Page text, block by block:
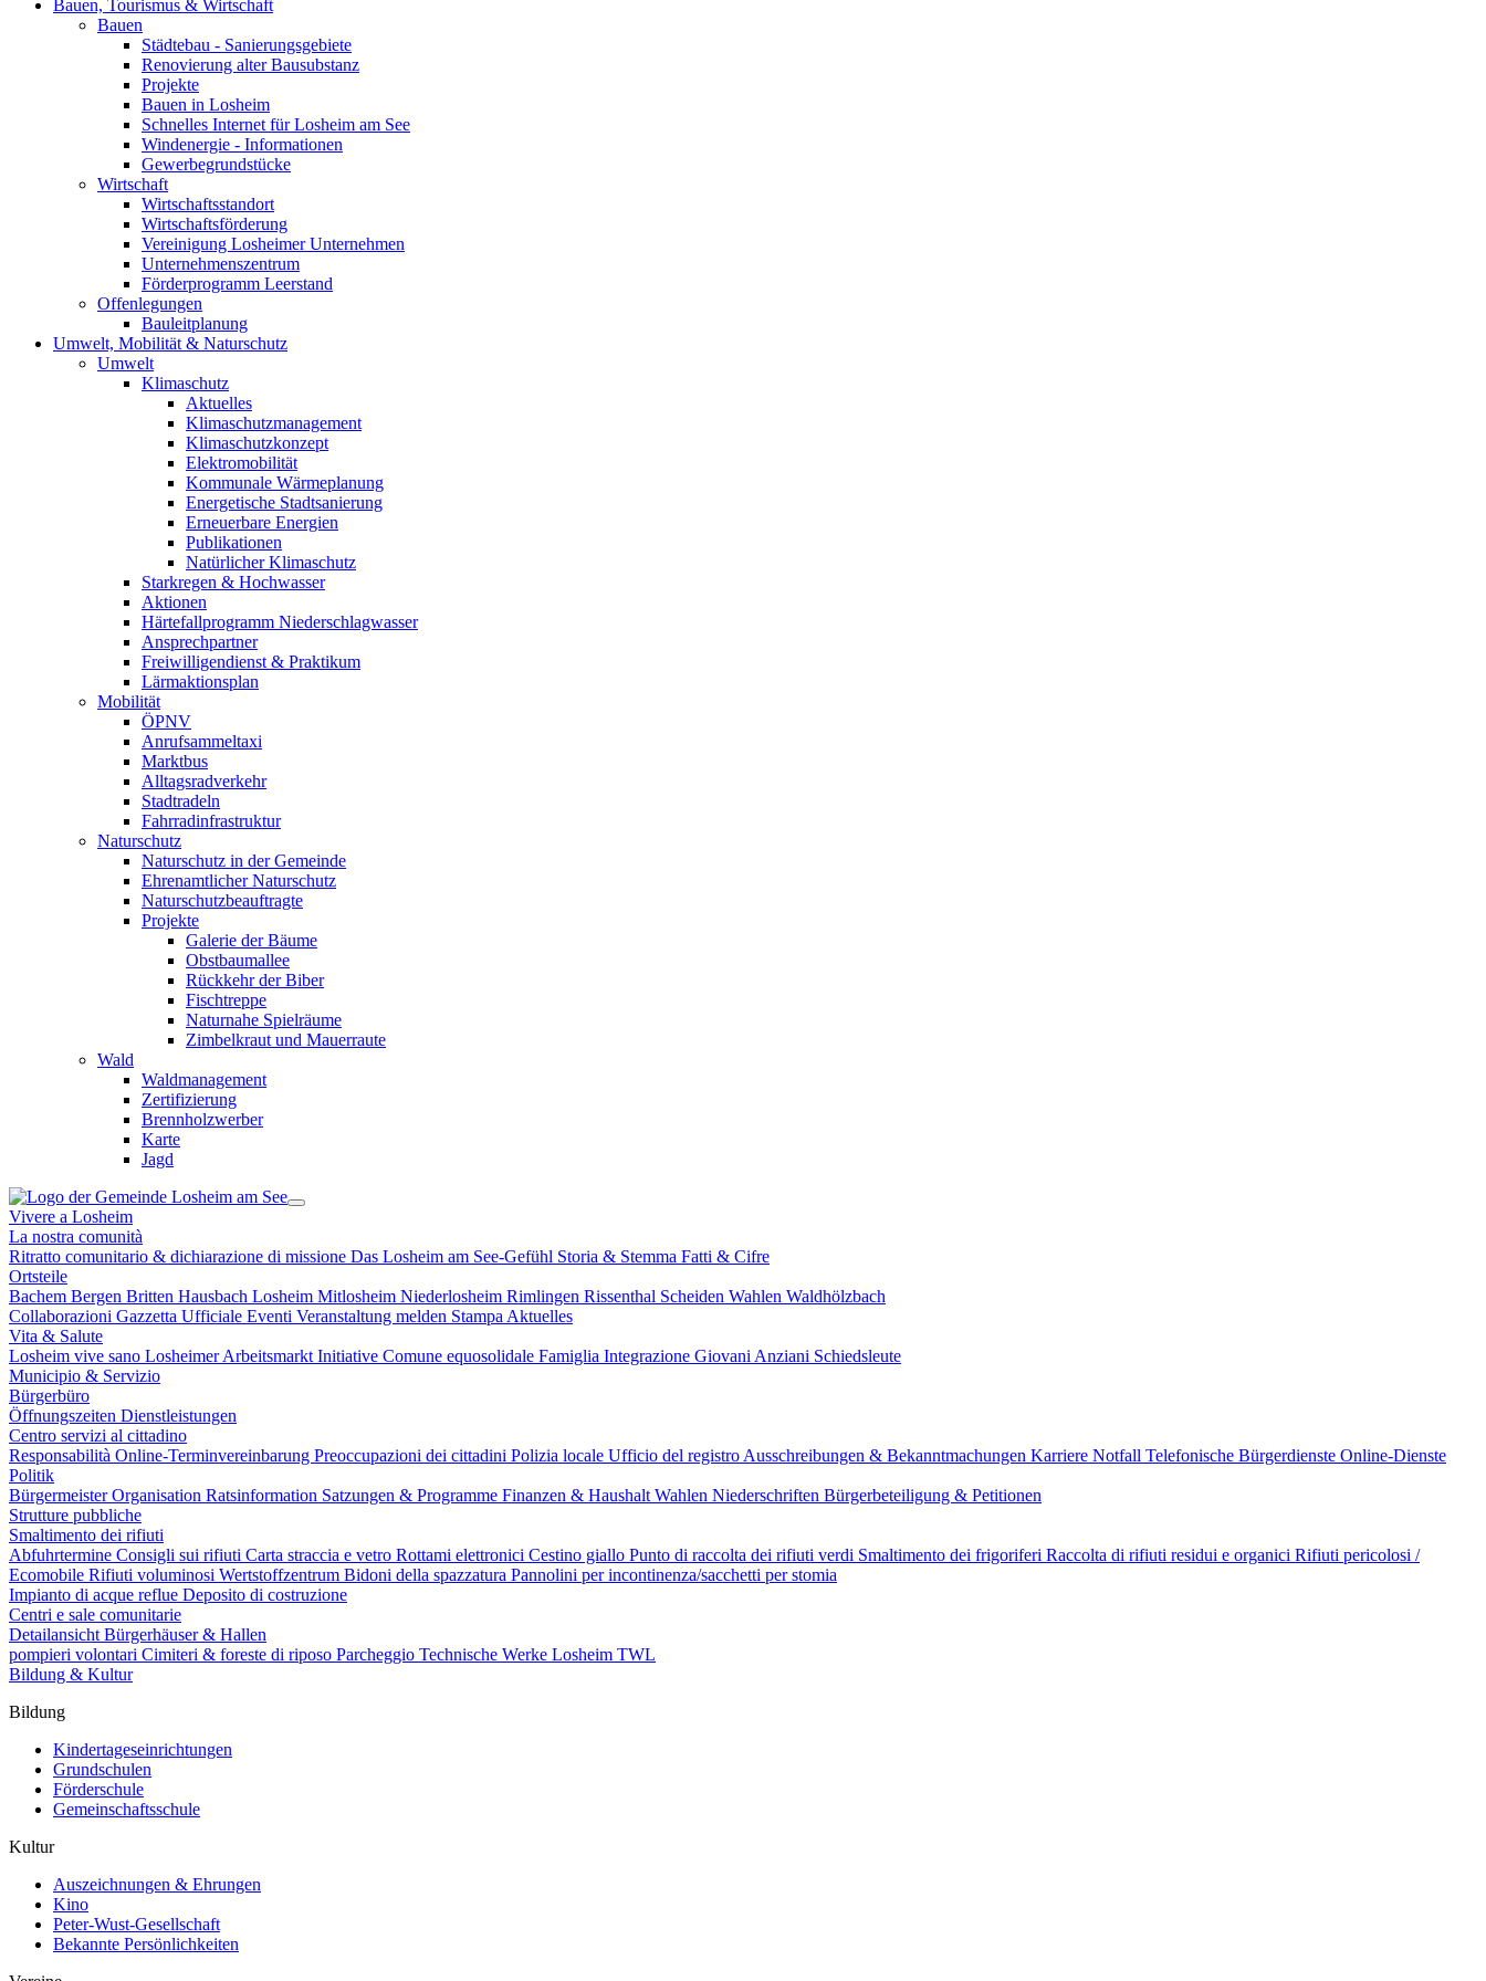
Bauen, Tourismus & Wirtschaft
Bauen
Städtebau - Sanierungsgebiete
Renovierung alter Bausubstanz
Projekte
Bauen in Losheim
Schnelles Internet für Losheim am See
Windenergie - Informationen
Gewerbegrundstücke
Wirtschaft
Wirtschaftsstandort
Wirtschaftsförderung
Vereinigung Losheimer Unternehmen
Unternehmenszentrum
Förderprogramm Leerstand
Offenlegungen
Bauleitplanung
Umwelt, Mobilität & Naturschutz
Umwelt
Klimaschutz
Aktuelles
Klimaschutzmanagement
Klimaschutzkonzept
Elektromobilität
Kommunale Wärmeplanung
Energetische Stadtsanierung
Erneuerbare Energien
Publikationen
Natürlicher Klimaschutz
Starkregen & Hochwasser
Aktionen
Härtefallprogramm Niederschlagwasser
Ansprechpartner
Freiwilligendienst & Praktikum
Lärmaktionsplan
Mobilität
ÖPNV
Anrufsammeltaxi
Marktbus
Alltagsradverkehr
Stadtradeln
Fahrradinfrastruktur
Naturschutz
Naturschutz in der Gemeinde
Ehrenamtlicher Naturschutz
Naturschutzbeauftragte
Projekte
Galerie der Bäume
Obstbaumallee
Rückkehr der Biber
Fischtreppe
Naturnahe Spielräume
Zimbelkraut und Mauerraute
Wald
Waldmanagement
Zertifizierung
Brennholzwerber
Karte
Jagd
Vivere a Losheim
La nostra comunità
Ritratto comunitario & dichiarazione di missione Das Losheim am See-Gefühl Storia & Stemma Fatti & Cifre
Ortsteile
Bachem Bergen Britten Hausbach Losheim Mitlosheim Niederlosheim Rimlingen Rissenthal Scheiden Wahlen Waldhölzbach
Collaborazioni Gazzetta Ufficiale Eventi Veranstaltung melden Stampa Aktuelles
Vita & Salute
Losheim vive sano Losheimer Arbeitsmarkt Initiative Comune equosolidale Famiglia Integrazione Giovani Anziani Schiedsleute
Municipio & Servizio
Bürgerbüro
Öffnungszeiten Dienstleistungen
Centro servizi al cittadino
Responsabilità Online-Terminvereinbarung Preoccupazioni dei cittadini Polizia locale Ufficio del registro Ausschreibungen & Bekanntmachungen Karriere Notfall Telefonische Bürgerdienste Online-Dienste
Politik
BürgermeisterOrganisation Ratsinformation Satzungen & Programme Finanzen & Haushalt Wahlen Niederschriften Bürgerbeteiligung & Petitionen
Strutture pubbliche
Smaltimento dei rifiuti
Abfuhrtermine Consigli sui rifiuti Carta straccia e vetro Rottami elettronici Cestino giallo Punto di raccolta dei rifiuti verdi Smaltimento dei frigoriferi Raccolta di rifiuti residui e organici Rifiuti pericolosi /
Ecomobile Rifiuti voluminosi Wertstoffzentrum Bidoni della spazzatura Pannolini per incontinenza/sacchetti per stomia
Impianto di acque reflue Deposito di costruzione
Centri e sale comunitarie
Detailansicht Bürgerhäuser & Hallen
pompieri volontari Cimiteri & foreste di riposo Parcheggio Technische Werke Losheim TWL
Bildung & Kultur
Bildung
Kindertageseinrichtungen
Grundschulen
Förderschule
Gemeinschaftsschule
Kultur
Auszeichnungen & Ehrungen
Kino
Peter-Wust-Gesellschaft
Bekannte Persönlichkeiten